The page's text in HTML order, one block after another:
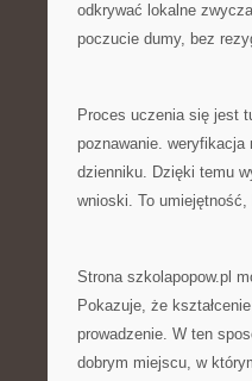
odkrywać lokalne
poczucie dumy, bez
Proces uczenia się jest
poznawanie. weryfikacja
dzienniku. Dzięki temu
wnioski. To
Strona szkolapopow.pl
Pokazuje, że
prowadzenie. W ten
dobrym miejscu, w